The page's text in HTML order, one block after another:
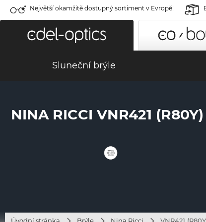
Největší okamžitě dostupný sortiment v Evropě!
Sluneční brýle
NINA RICCI VNR421 (R80Y)